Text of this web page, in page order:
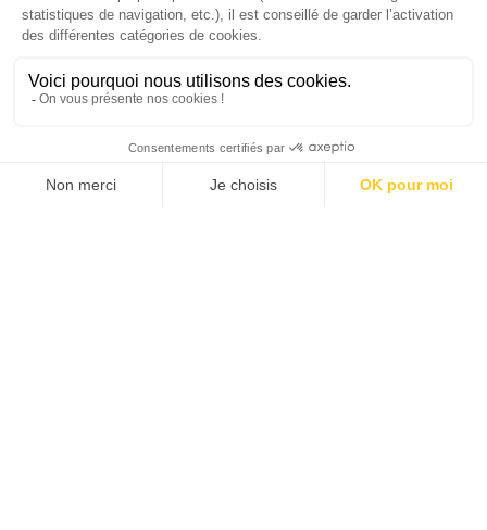
J'ACHÈTE LE NUMÉRO
JE M'ABONNE 1 AN - 4 NUM.